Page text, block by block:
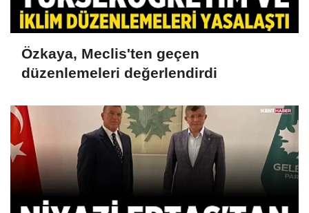
Özkaya, Meclis'ten geçen
düzenlemeleri değerlendirdi